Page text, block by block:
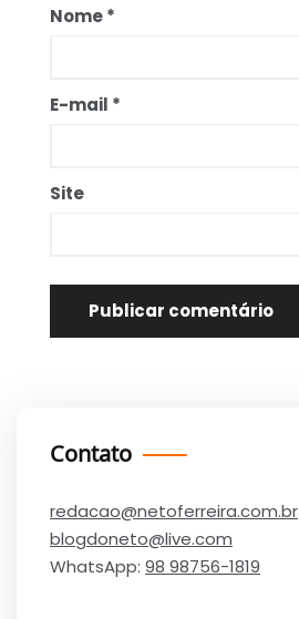
Nome*
E-mail *
Site
Contato
redacao@netoferreira.com.br
blogdoneto@live.com
WhatsApp: 98 98756-1819